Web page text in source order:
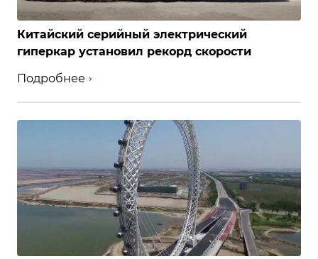
Китайский серийный электрический
гиперкар установил рекорд скорости
Подробнее